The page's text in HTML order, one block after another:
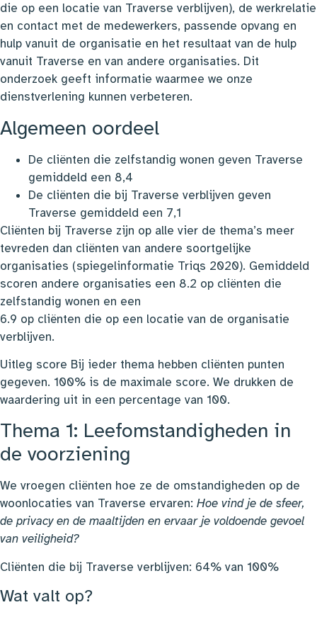
die op een locatie van Traverse verblijven), de werkrelatie
en contact met de medewerkers, passende opvang en
hulp vanuit de organisatie en het resultaat van de hulp
vanuit Traverse en van andere organisaties. Dit
onderzoek geeft informatie waarmee we onze
dienstverlening kunnen verbeteren.
Algemeen oordeel
De cliënten die zelfstandig wonen geven Traverse
gemiddeld een 8,4
De cliënten die bij Traverse verblijven geven
Traverse gemiddeld een 7,1
Cliënten bij Traverse zijn op alle vier de thema’s meer
tevreden dan cliënten van andere soortgelijke
organisaties (spiegelinformatie Triqs 2020). Gemiddeld
scoren andere organisaties een 8.2 op cliënten die
zelfstandig wonen en een
6.9 op cliënten die op een locatie van de organisatie
verblijven.
Uitleg score Bij ieder thema hebben cliënten punten
gegeven. 100% is de maximale score. We drukken de
waardering uit in een percentage van 100.
Thema 1: Leefomstandigheden in
de voorziening
We vroegen cliënten hoe ze de omstandigheden op de
woonlocaties van Traverse ervaren: Hoe vind je de sfeer,
de privacy en de maaltijden en ervaar je voldoende gevoel
van veiligheid?
Cliënten die bij Traverse verblijven: 64% van 100%
Wat valt op?